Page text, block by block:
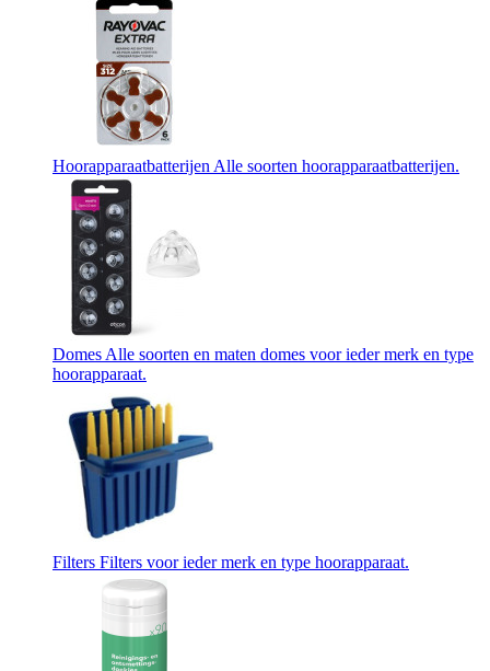
Hoorapparaatbatterijen Alle soorten hoorapparaatbatterijen.
Domes Alle soorten en maten domes voor ieder merk en type
hoorapparaat.
Filters Filters voor ieder merk en type hoorapparaat.